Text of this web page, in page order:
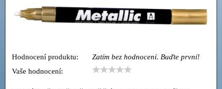
Hodnocení produktu:
Zatím bez hodnocení. Buďte první!
Vaše hodnocení: